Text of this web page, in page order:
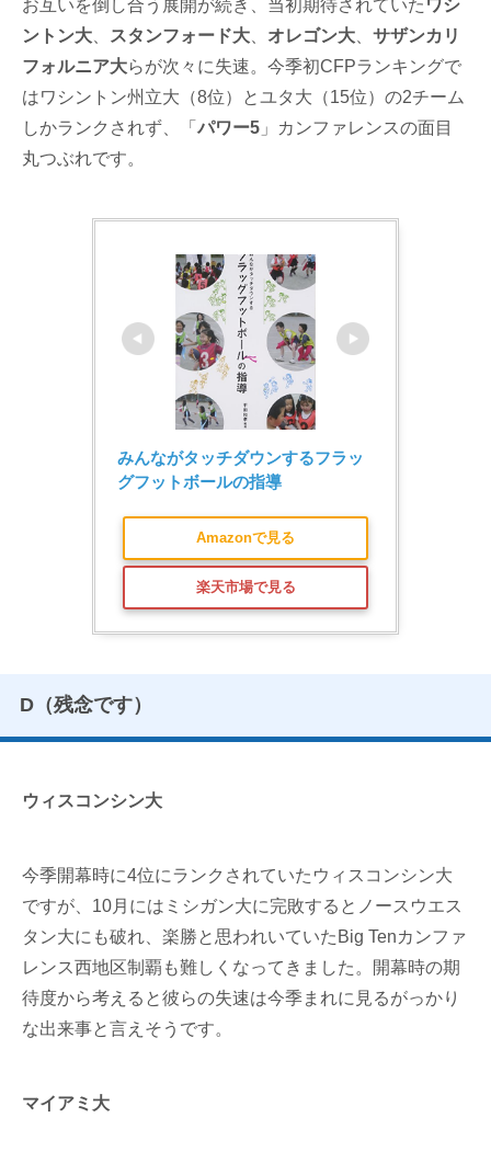
お互いを倒し合う展開が続き、当初期待されていた ワシ
ントン大
スタンフォード大 オレゴン大
サザンカリ
フォルニア大らが次々に失速。今季初CFPランキングで
はワシントン州立大（8位）とユタ大（15位）の2チーム
しかランクされず、「 パワー5 」カンファレンスの面目
丸つぶれです。
みんながタッチダウンするフラッ
グフットボールの指導
Amazonで見る
楽天市場で見る
D（残念です）
ウィスコンシン大
今季開幕時に4位にランクされていたウィスコンシン大
ですが、10月にはミシガン大に完敗するとノースウエス
タン大にも破れ、楽勝と思われいていたBig Tenカンファ
レンス西地区制覇も難しくなってきました。開幕時の期
待度から考えると彼らの失速は今季まれに見るがっかり
な出来事と言えそうです。
マイアミ大